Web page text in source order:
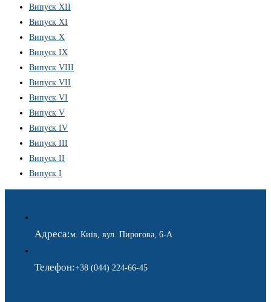
Випуск XII
Випуск XI
Випуск X
Випуск IX
Випуск VIII
Випуск VII
Випуск VI
Випуск V
Випуск IV
Випуск III
Випуск II
Випуск I
Адреса:м. Київ, вул. Пирогова, 6-А
Телефон:+38 (044) 224-66-45